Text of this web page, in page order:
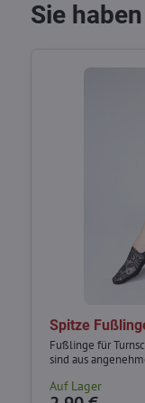
Sie
Spitze
Fußlinge für
sind aus
Auf Lager